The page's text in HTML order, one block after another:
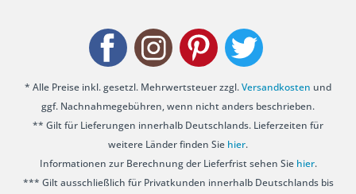
* Alle Preise inkl. gesetzl. Mehrwertsteuer zzgl.Versandkosten und
ggf. Nachnahmegebühren, wenn nicht anders beschrieben.
** Gilt für Lieferungen innerhalb Deutschlands. Lieferzeiten für
weitere Länder finden Sie hier.
Informationen zur Berechnung der Lieferfrist sehen Sie hier.
*** Gilt ausschließlich für Privatkunden innerhalb Deutschlands bis